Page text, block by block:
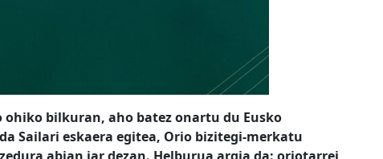
bilkuran, aho batez onartu du Eusko
Sailari eskaera egitea, Orio bizitegi-merkatu